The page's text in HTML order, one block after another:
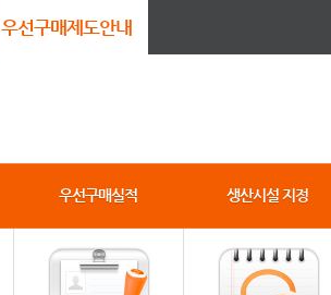
우선구매제도안내
우선구매실적 생산시설 지정